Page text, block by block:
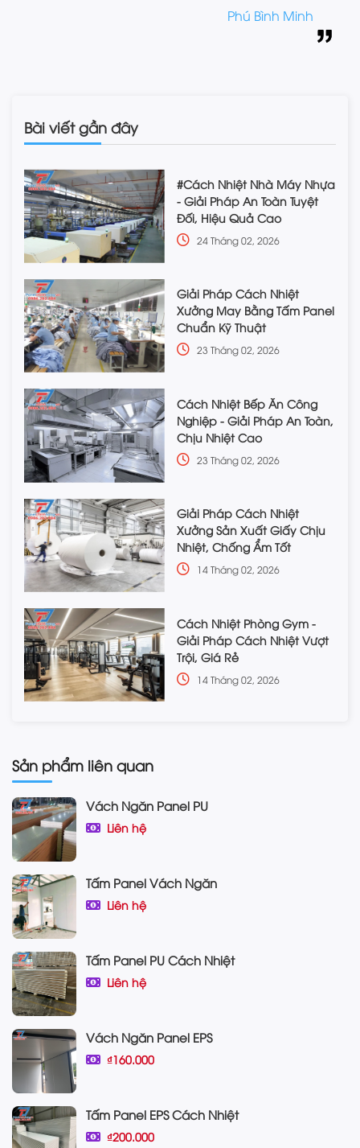
Phú Bình Minh
Bài viết gần đây
#Cách Nhiệt Nhà Máy Nhựa
- Giải Pháp An Toàn Tuyệt
Đối, Hiệu Quả Cao
24 Tháng 02, 2026
Giải Pháp Cách Nhiệt
Xưởng May Bằng Tấm Panel
Chuẩn Kỹ Thuật
23 Tháng 02, 2026
Cách Nhiệt Bếp Ăn Công
Nghiệp - Giải Pháp An Toàn,
Chịu Nhiệt Cao
23 Tháng 02, 2026
Giải Pháp Cách Nhiệt
Xưởng Sản Xuất Giấy Chịu
Nhiệt, Chống Ẩm Tốt
14 Tháng 02, 2026
Cách Nhiệt Phòng Gym -
Giải Pháp Cách Nhiệt Vượt
Trội, Giá Rẻ
14 Tháng 02, 2026
Sản phẩm liên quan
Vách Ngăn Panel PU
Liên hệ
Tấm Panel Vách Ngăn
Liên hệ
Tấm Panel PU Cách Nhiệt
Liên hệ
Vách Ngăn Panel EPS
₫160.000
Tấm Panel EPS Cách Nhiệt
₫200.000